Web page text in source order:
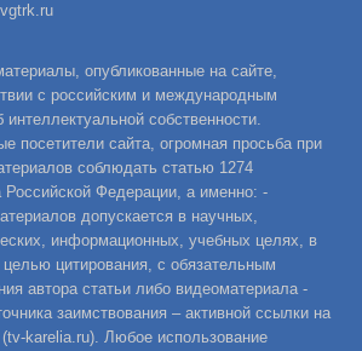
опубликованные на сайте,
с российским и международным
интеллектуальной собственности.
сайта, огромная просьба при
соблюдать статью 1274
Российской Федерации, а именно: -
допускается в научных,
информационных, учебных целях, в
цитирования, с обязательным
автора статьи либо видеоматериала -
заимствования – активной ссылки на
karelia.ru). Любое использование